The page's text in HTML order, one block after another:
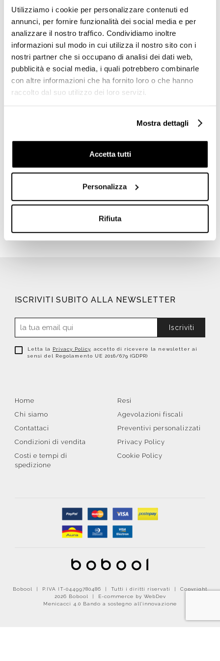
Utilizziamo i cookie per personalizzare contenuti ed
annunci, per fornire funzionalità dei social media e per
analizzare il nostro traffico. Condividiamo inoltre
informazioni sul modo in cui utilizza il nostro sito con i
nostri partner che si occupano di analisi dei dati web,
pubblicità e social media, i quali potrebbero combinarle
con altre informazioni che ha fornito loro o che hanno
raccolto dal suo utilizzo dei loro servizi.
Mostra dettagli
Accetta tutti
Personalizza
Rifiuta
€ 124,13 € 84,50 € 133,86 € 91,10
Spandisapone stondato da
appoggio su piano, di vetro
acidato e finitura cromo -
Nordic, Colombo Design
ISCRIVITI SUBITO ALLA NEWSLETTER
Iscriviti
Letta la Privacy Policy , accetto di ricevere la newsletter ai
sensi del Regolamento UE 2016/679 (GDPR)
Home
Chi siamo
Contattaci
Condizioni di vendita
Costi e tempi di
spedizione
Resi
Agevolazioni fiscali
Preventivi personalizzati
Privacy Policy
Cookie Policy
Bobool | P.IVA IT-04499780486 | Tutti i diritti riservati | Copyright
2026 Bobool |
E-commerce by WebDev
Menicacci 4.0 Bando a sostegno all'innovazione